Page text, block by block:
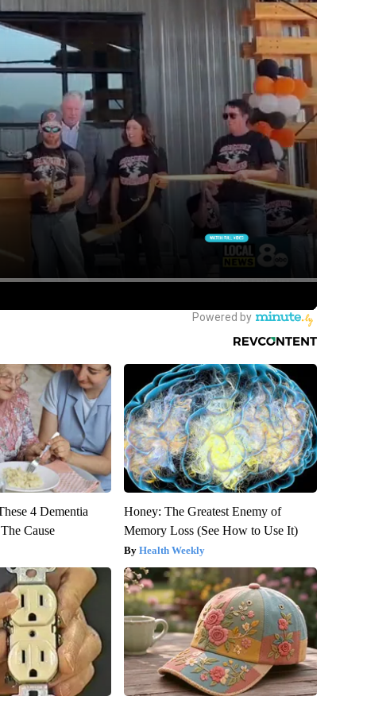
4 Dementia
Cause
Honey: The Greatest Enemy of
Memory Loss (See How to Use It)
Health Weekly